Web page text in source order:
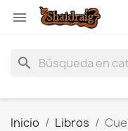

search
Inicio Libros